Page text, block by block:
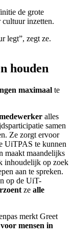
de grote
cultuur inzetten.
legt”, zegt ze.
houden
maximaal te
alles
samen
Ze zorgt ervoor
UiTPAS te kunnen
maakt maandelijks
inhoudelijk op zoek
aan te spreken.
op de UiT-
ze alle
merkt Greet
mensen in